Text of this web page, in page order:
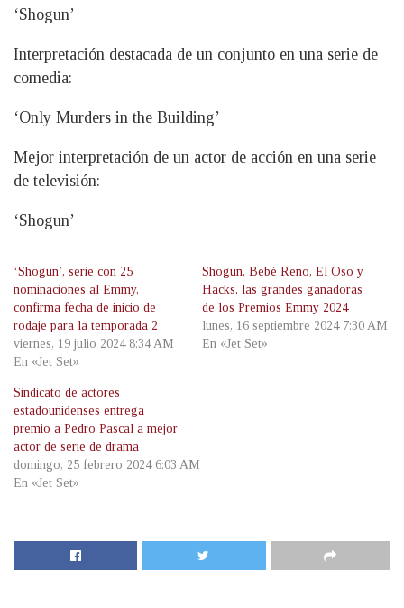
‘Shogun’
Interpretación destacada de un conjunto en una serie de
comedia:
‘Only Murders in the Building’
Mejor interpretación de un actor de acción en una serie
de televisión:
‘Shogun’
‘Shogun’, serie con 25
nominaciones al Emmy,
confirma fecha de inicio de
rodaje para la temporada 2
viernes, 19 julio 2024 8:34 AM
En «Jet Set»
Shogun, Bebé Reno, El Oso y
Hacks, las grandes ganadoras
de los Premios Emmy 2024
lunes, 16 septiembre 2024 7:30 AM
En «Jet Set»
Sindicato de actores
estadounidenses entrega
premio a Pedro Pascal a mejor
actor de serie de drama
domingo, 25 febrero 2024 6:03 AM
En «Jet Set»